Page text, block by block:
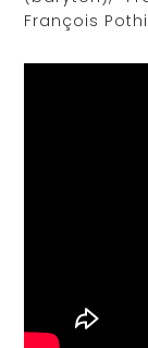
François